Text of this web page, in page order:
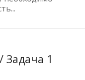
Задача 1